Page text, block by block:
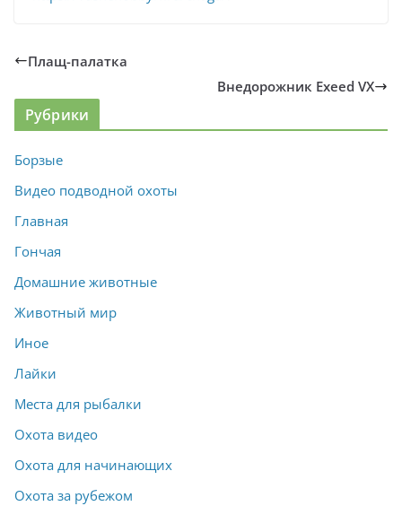
Плащ-палатка
Внедорожник Exeed VX
Рубрики
Борзые
Видео подводной охоты
Главная
Гончая
Домашние животные
Животный мир
Иное
Лайки
Места для рыбалки
Охота видео
Охота для начинающих
Охота за рубежом